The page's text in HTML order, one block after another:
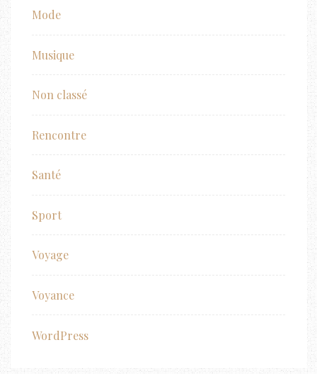
Mode
Musique
Non classé
Rencontre
Santé
Sport
Voyage
Voyance
WordPress